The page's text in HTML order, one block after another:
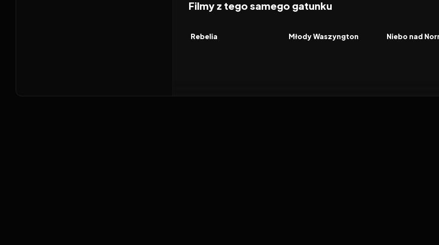
Filmy z tego samego gatunku
FILM
Rebelia FILM
Młody Waszyngton FILM
Niebo nad